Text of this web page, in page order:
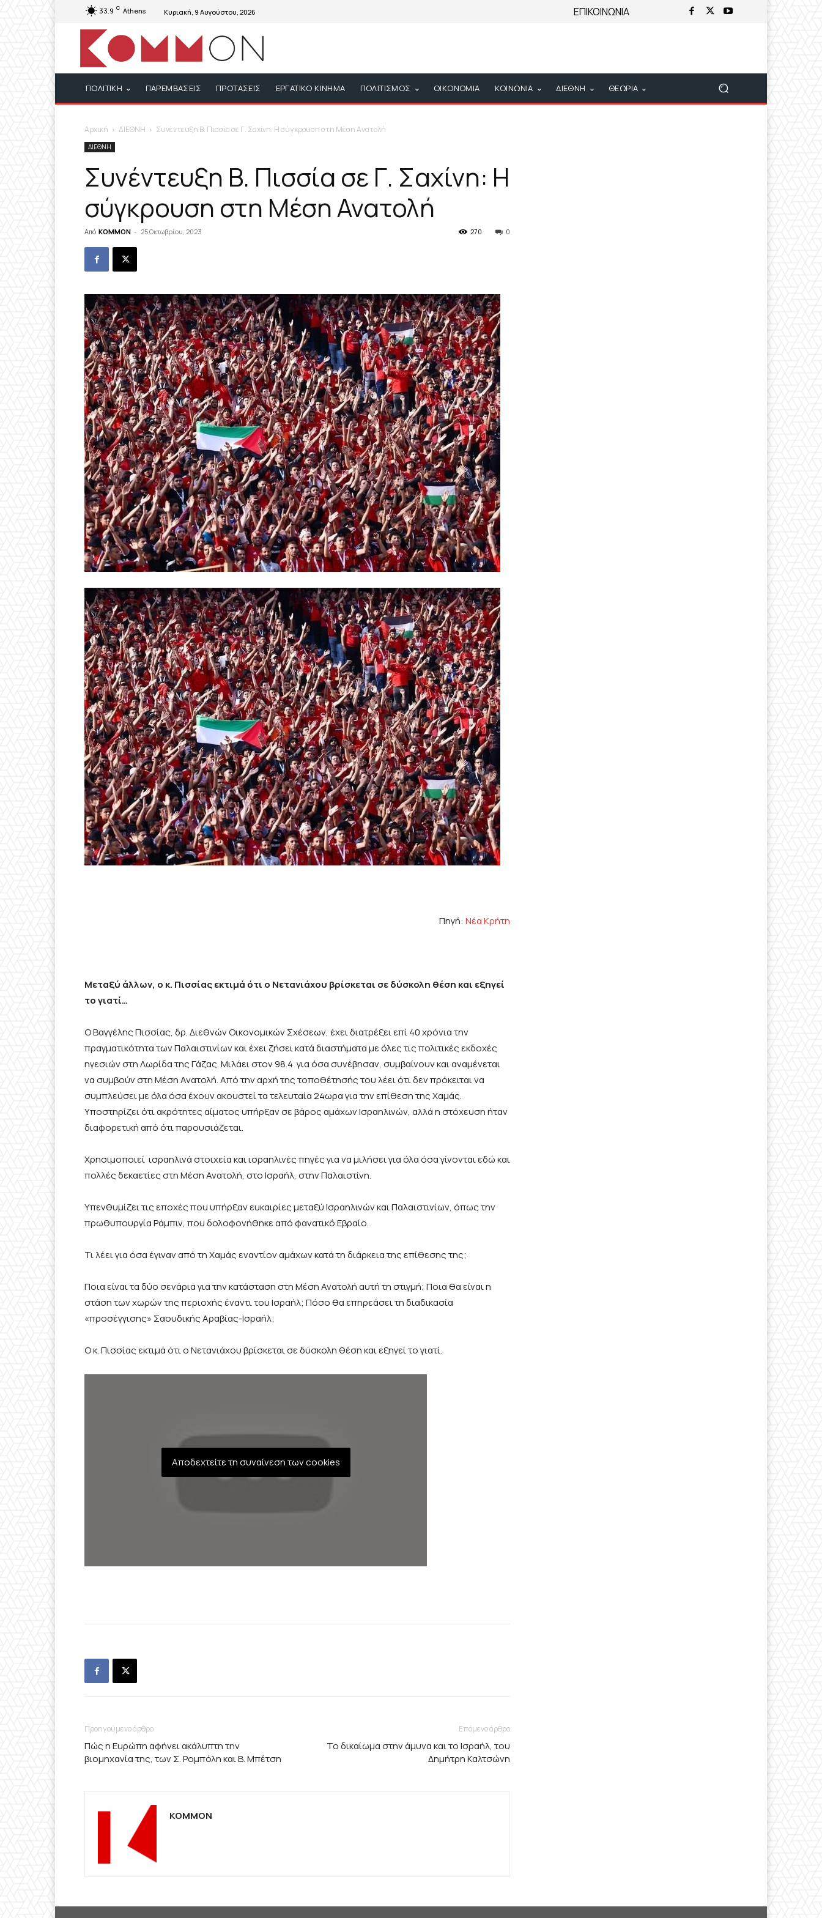
33.9 C Athens Κυριακή, 9 Αυγούστου, 2026 ΕΠΙΚΟΙΝΩΝΙΑ
ΠΟΛΙΤΙΚΗ ΠΑΡΕΜΒΑΣΕΙΣ ΠΡΟΤΑΣΕΙΣ ΕΡΓΑΤΙΚΟ ΚΙΝΗΜΑ ΠΟΛΙΤΙΣΜΟΣ ΟΙΚΟΝΟΜΙΑ ΚΟΙΝΩΝΙΑ ΔΙΕΘΝΗ ΘΕΩΡΙΑ
Αρχική ΔΙΕΘΝΗ Συνέντευξη Β. Πισσία σε Γ. Σαχίνη: H σύγκρουση στη Μέση Ανατολή
ΔΙΕΘΝΗ
Συνέντευξη Β. Πισσία σε Γ. Σαχίνη: H
σύγκρουση στη Μέση Ανατολή
Από KOMMON - 25 Οκτωβρίου, 2023 0
270
Πηγή: Νέα Κρήτη
Μεταξύ άλλων, ο κ. Πισσίας εκτιμά ότι ο Νετανιάχου βρίσκεται σε δύσκολη θέση και εξηγεί
το γιατί…
Ο Βαγγέλης Πισσίας, δρ. Διεθνών Οικονομικών Σχέσεων, έχει διατρέξει επί 40 χρόνια την
πραγματικότητα των Παλαιστινίων και έχει ζήσει κατά διαστήματα με όλες τις πολιτικές εκδοχές
ηγεσιών στη Λωρίδα της Γάζας. Μιλάει στον 98.4 για όσα συνέβησαν, συμβαίνουν και αναμένεται
να συμβούν στη Μέση Ανατολή. Από την αρχή της τοποθέτησής του λέει ότι δεν πρόκειται να
συμπλεύσει με όλα όσα έχουν ακουστεί τα τελευταία 24ωρα για την επίθεση της Χαμάς.
Υποστηρίζει ότι ακρότητες αίματος υπήρξαν σε βάρος αμάχων Ισραηλινών, αλλά η στόχευση ήταν
διαφορετική από ότι παρουσιάζεται.
Χρησιμοποιεί ισραηλινά στοιχεία και ισραηλινές πηγές για να μιλήσει για όλα όσα γίνονται εδώ και
πολλές δεκαετίες στη Μέση Ανατολή, στο Ισραήλ, στην Παλαιστίνη.
Υπενθυμίζει τις εποχές που υπήρξαν ευκαιρίες μεταξύ Ισραηλινών και Παλαιστινίων, όπως την
πρωθυπουργία Ράμπιν, που δολοφονήθηκε από φανατικό Εβραίο.
Τι λέει για όσα έγιναν από τη Χαμάς εναντίον αμάχων κατά τη διάρκεια της επίθεσης της;
Ποια είναι τα δύο σενάρια για την κατάσταση στη Μέση Ανατολή αυτή τη στιγμή; Ποια θα είναι η
στάση των χωρών της περιοχής έναντι του Ισραήλ; Πόσο θα επηρεάσει τη διαδικασία
«προσέγγισης» Σαουδικής Αραβίας-Ισραήλ;
Ο κ. Πισσίας εκτιμά ότι ο Νετανιάχου βρίσκεται σε δύσκολη θέση και εξηγεί το γιατί.
Αποδεχτείτε τη συναίνεση των cookies
Προηγούμενο άρθρο
Πώς η Ευρώπη αφήνει ακάλυπτη την
βιομηχανία της, των Σ. Ρομπόλη και Β. Μπέτση
Επόμενο άρθρο
Το δικαίωμα στην άμυνα και το Ισραήλ, του
Δημήτρη Καλτσώνη
KOMMON